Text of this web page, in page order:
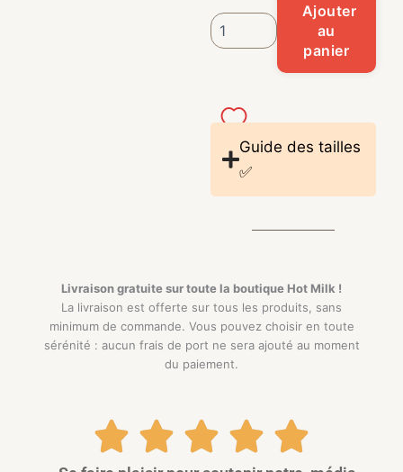
Ajouter
au
panier
Guide des tailles
✅
Livraison gratuite sur toute la boutique Hot Milk !
La livraison est offerte sur tous les produits, sans
minimum de commande. Vous pouvez choisir en toute
sérénité : aucun frais de port ne sera ajouté au moment
du paiement.